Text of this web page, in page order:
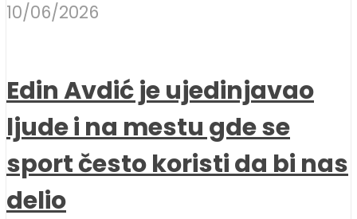
10/06/2026
Edin Avdić je ujedinjavao
ljude i na mestu gde se
sport često koristi da bi nas
delio